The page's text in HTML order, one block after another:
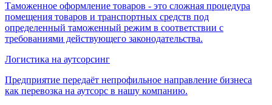
Таможенное оформление товаров - это сложная процедура
помещения товаров и транспортных средств под
определенный таможенный режим в соответствии с
требованиями действующего законодательства.
Логистика на аутсорсинг
Предприятие передаёт непрофильное направление бизнеса
как перевозка на аутсорс в нашу компанию.